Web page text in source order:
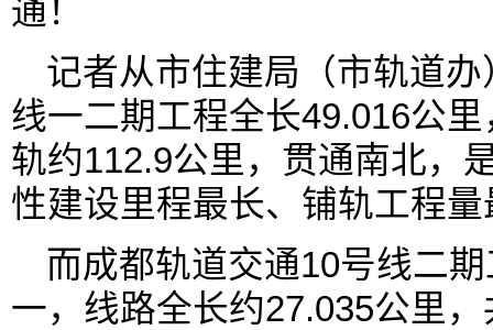
通！
记者从市住建局（市轨道
线一二期工程全长49.016公
轨约112.9公里，贯通南北，
性建设里程最长、铺轨工程
而成都轨道交通10号线二
一，线路全长约27.035公里